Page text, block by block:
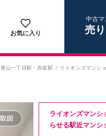
お気に入り
中古マ
売
青山一丁目駅 ・赤坂駅 ライオンズマンシ
ライオンズマン
らせる駅近マンシ